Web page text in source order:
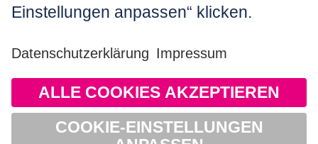
Datenschutz
Barrierefreiheit